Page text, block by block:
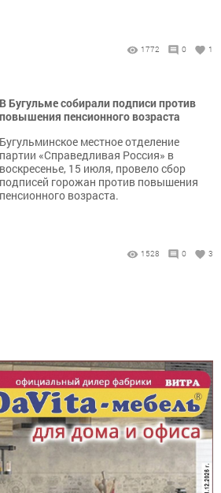
1772 0 1
В Бугульме собирали подписи против
повышения пенсионного возраста
Бугульминское местное отделение
партии «Справедливая Россия» в
воскресенье, 15 июля, провело сбор
подписей горожан против повышения
пенсионного возраста.
1528 0 3